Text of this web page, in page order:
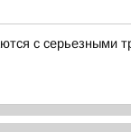
с серьезными